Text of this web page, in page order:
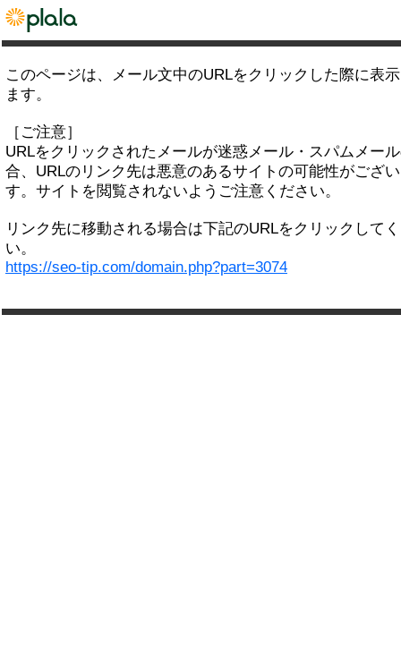
このページは、メール文中のURLをクリックした際に表
ます。
［ご注意］
URLをクリックされたメールが迷惑メール・スパムメー
合、URLのリンク先は悪意のあるサイトの可能性がござ
す。サイトを閲覧されないようご注意ください。
リンク先に移動される場合は下記のURLをクリックして
い。
https://seo-tip.com/domain.php?part=3074